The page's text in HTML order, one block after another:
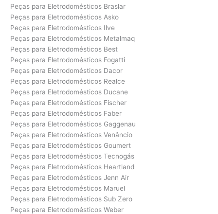
Peças para Eletrodomésticos Braslar
Peças para Eletrodomésticos Asko
Peças para Eletrodomésticos Ilve
Peças para Eletrodomésticos Metalmaq
Peças para Eletrodomésticos Best
Peças para Eletrodomésticos Fogatti
Peças para Eletrodomésticos Dacor
Peças para Eletrodomésticos Realce
Peças para Eletrodomésticos Ducane
Peças para Eletrodomésticos Fischer
Peças para Eletrodomésticos Faber
Peças para Eletrodomésticos Gaggenau
Peças para Eletrodomésticos Venâncio
Peças para Eletrodomésticos Goumert
Peças para Eletrodomésticos Tecnogás
Peças para Eletrodomésticos Heartland
Peças para Eletrodomésticos Jenn Air
Peças para Eletrodomésticos Maruel
Peças para Eletrodomésticos Sub Zero
Peças para Eletrodomésticos Weber